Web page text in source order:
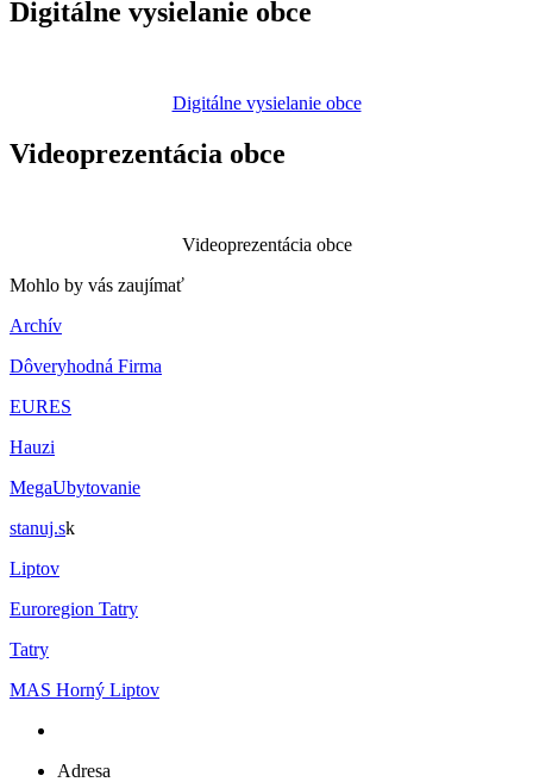
Digitálne vysielanie obce
Digitálne vysielanie obce
Videoprezentácia obce
Videoprezentácia obce
Mohlo by vás zaujímať
Archív
Dôveryhodná Firma
EURES
Hauzi
MegaUbytovanie
stanuj.sk
Liptov
Euroregion Tatry
Tatry
MAS Horný Liptov
Adresa